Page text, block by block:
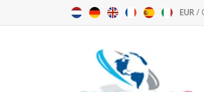
EUR/